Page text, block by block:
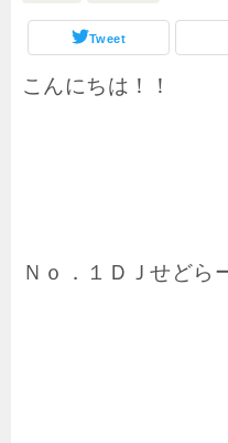
Tweet
こんにちは！！
Ｎｏ．１ＤＪせどら